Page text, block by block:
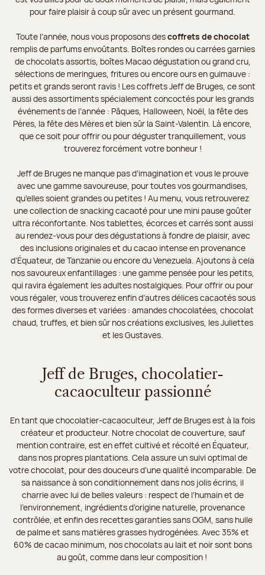
pour faire plaisir à coup sûr avec un présent gourmand.
Toute l’année, nous vous proposons descoffrets de chocolat
remplis de parfums envoûtants. Boîtes rondes ou carrées garnies
de chocolats assortis, boîtes Macao dégustation ou grand cru,
sélections de meringues, fritures ou encore ours en guimauve :
petits et grands seront ravis ! Les coffrets Jeff de Bruges, ce sont
aussi des assortiments spécialement concoctés pour les grands
événements de l’année : Pâques, Halloween, Noël, la fête des
Pères, la fête des Mères et bien sûr la Saint-Valentin. Là encore,
que ce soit pour offrir ou pour déguster tranquillement, vous
trouverez forcément votre bonheur !
Jeff de Bruges ne manque pas d’imagination et vous le prouve
avec une gamme savoureuse, pour toutes vos gourmandises,
qu’elles soient grandes ou petites ! Au menu, vous retrouverez
une collection de snacking cacaoté pour une mini pause goûter
ultra réconfortante. Nos tablettes, écorces et carrés sont aussi
au rendez-vous pour des dégustations à fondre de plaisir, avec
des inclusions originales et du cacao intense en provenance
d’Équateur, de Tanzanie ou encore du Venezuela. Ajoutons à cela
nos savoureux enfantillages : une gamme pensée pour les petits,
qui ravira également les adultes nostalgiques. Pour offrir ou pour
vous régaler, vous trouverez enfin d’autres délices cacaotés sous
des formes diverses et variées : amandes chocolatées, chocolat
chaud, truffes, et bien sûr nos créations exclusives, les Juliettes
et les Gustaves.
Jeff de Bruges, chocolatier-
cacaoculteur passionné
En tant que chocolatier-cacaoculteur, Jeff de Bruges est à la fois
créateur et producteur. Notre chocolat de couverture, sauf
mention contraire, est en effet cultivé et récolté en Équateur,
dans nos propres plantations. Cela assure un suivi optimal de
votre chocolat, pour des douceurs d’une qualité incomparable. De
sa naissance à son conditionnement dans nos jolis écrins, il
charrie avec lui de belles valeurs : respect de l’humain et de
l’environnement, ingrédients d’origine naturelle, provenance
contrôlée, et enfin des recettes garanties sans OGM, sans huile
de palme et sans matières grasses hydrogénées. Avec 35% et
60% de cacao minimum, nos chocolats au lait et noir sont bons
au goût, comme dans leur composition !